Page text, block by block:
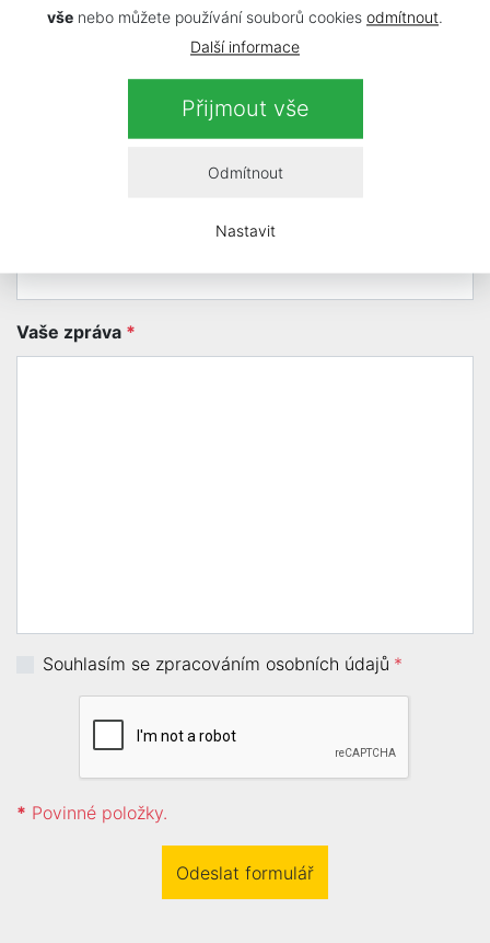
vše nebo můžete používání souborů cookies odmítnout.
Další informace
Přijmout vše
Odmítnout
Nastavit
Kontaktujte nás
Vaše jméno a příjmení *
Vaše zpráva *
Souhlasím se zpracováním osobních údajů *
* Povinné položky.
Odeslat formulář